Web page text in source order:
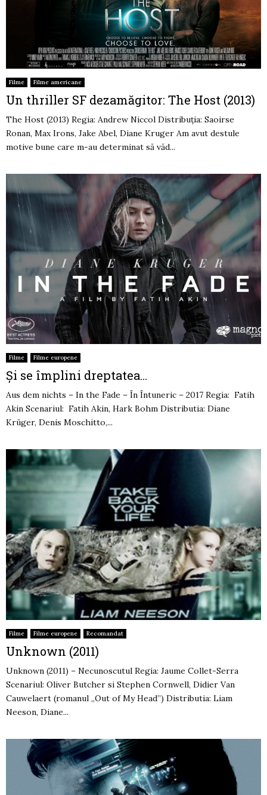
Filme Filme americane
Un thriller SF dezamăgitor: The Host (2013)
The Host (2013) Regia: Andrew Niccol Distribuția: Saoirse
Ronan, Max Irons, Jake Abel, Diane Kruger Am avut destule
motive bune care m-au determinat să văd...
Filme Filme europene
Şi se împlini dreptatea…
Aus dem nichts – In the Fade – În Întuneric – 2017 Regia: Fatih
Akin Scenariul: Fatih Akin, Hark Bohm Distributia: Diane
Krüger, Denis Moschitto,...
Filme Filme europene Recomandat
Unknown (2011)
Unknown (2011) – Necunoscutul Regia: Jaume Collet-Serra
Scenariul: Oliver Butcher si Stephen Cornwell, Didier Van
Cauwelaert (romanul „Out of My Head”) Distributia: Liam
Neeson, Diane...